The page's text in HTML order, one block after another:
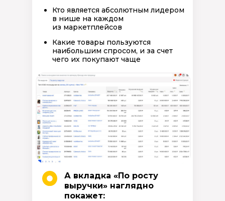
А вкладка «По росту
выручки» наглядно
покажет:
Какие товары пользуются
наибольшим спросом, и за счет
чего их покупают чаще
Кто является абсолютным лидером
в нише на каждом
из маркетплейсов